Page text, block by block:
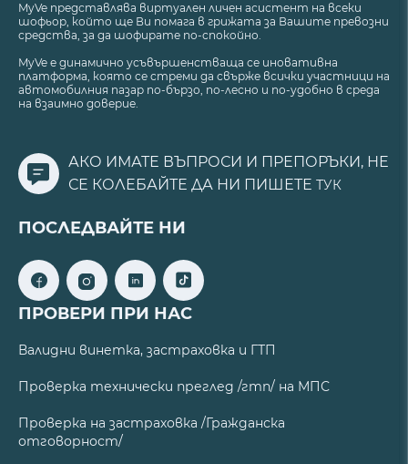
MyVe представлява виртуален личен асистент на всеки
шофьор, който ще Ви помага в грижата за Вашите превозни
средства, за да шофирате по-спокойно.
MyVe е динамично усъвършенстваща се иновативна
платформа, която се стреми да свърже всички участници на
автомобилния пазар по-бързо, по-лесно и по-удобно в среда
на взаимно доверие.
АКО ИМАТЕ ВЪПРОСИ И ПРЕПОРЪКИ, НЕ
СЕ КОЛЕБАЙТЕ ДА НИ ПИШЕТЕ ТУК
ПОСЛЕДВАЙТЕ НИ
ПРОВЕРИ ПРИ НАС
Валидни винетка, застраховка и ГТП
Проверка технически преглед /гтп/ на МПС
Проверка на застраховка /Гражданска
отговорност/